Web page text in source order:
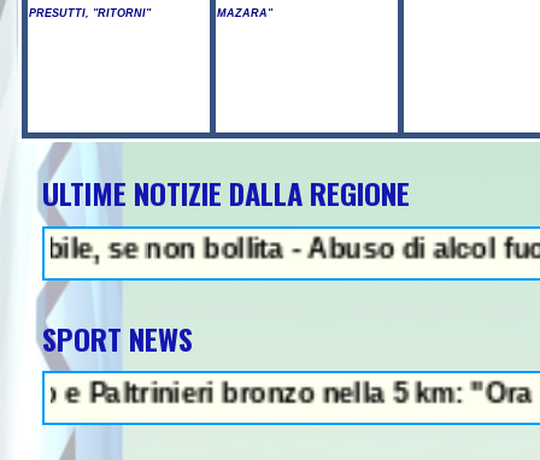
PRESUTTI, "RITORNI"
MAZARA"
ULTIME NOTIZIE DALLA REGIONE
non bollita - Abuso di alcol fuori
SPORT NEWS
bronzo nella 5 km: "Ora ci
NEWS IN